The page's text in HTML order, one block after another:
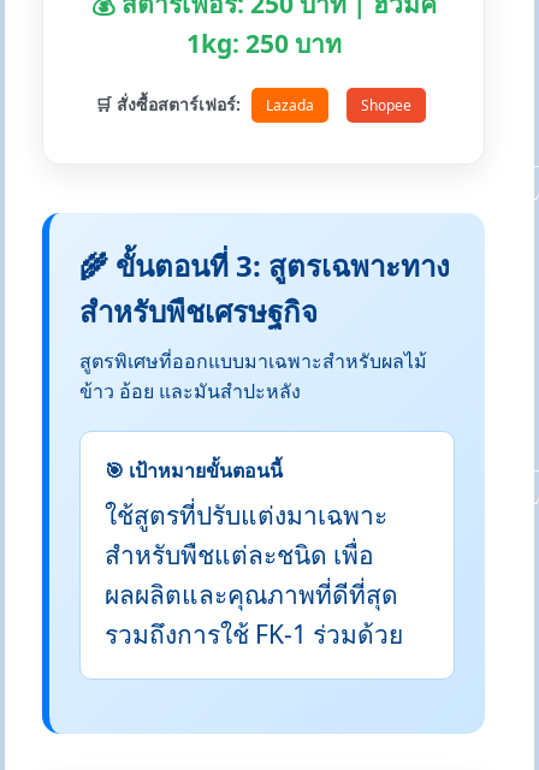
1kg: 250 บาท
🛒 สั่งซื้อสตาร์เฟอร์: Lazada Shopee
🌾 ขั้นตอนที่ 3: สูตรเฉพาะทาง
สำหรับพืชเศรษฐกิจ
สูตรพิเศษที่ออกแบบมาเฉพาะสำหรับผลไม้
ข้าว อ้อย และมันสำปะหลัง
🎯 เป้าหมายขั้นตอนนี้
ใช้สูตรที่ปรับแต่งมาเฉพาะ
สำหรับพืชแต่ละชนิด เพื่อ
ผลผลิตและคุณภาพที่ดีที่สุด
รวมถึงการใช้ FK-1 ร่วมด้วย